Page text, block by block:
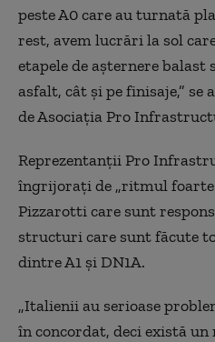
peste A0 care au turnată
rest, avem lucrări la sol
etapele de așternere
asfalt, cât și pe finisaje,”
de Asociația Pro
Reprezentanții Pro
îngrijorați de „ritmul foarte
Pizzarotti care sunt
structuri care sunt făcute
dintre A1 și DN1A.
„Italienii au serioase
în concordat, deci există